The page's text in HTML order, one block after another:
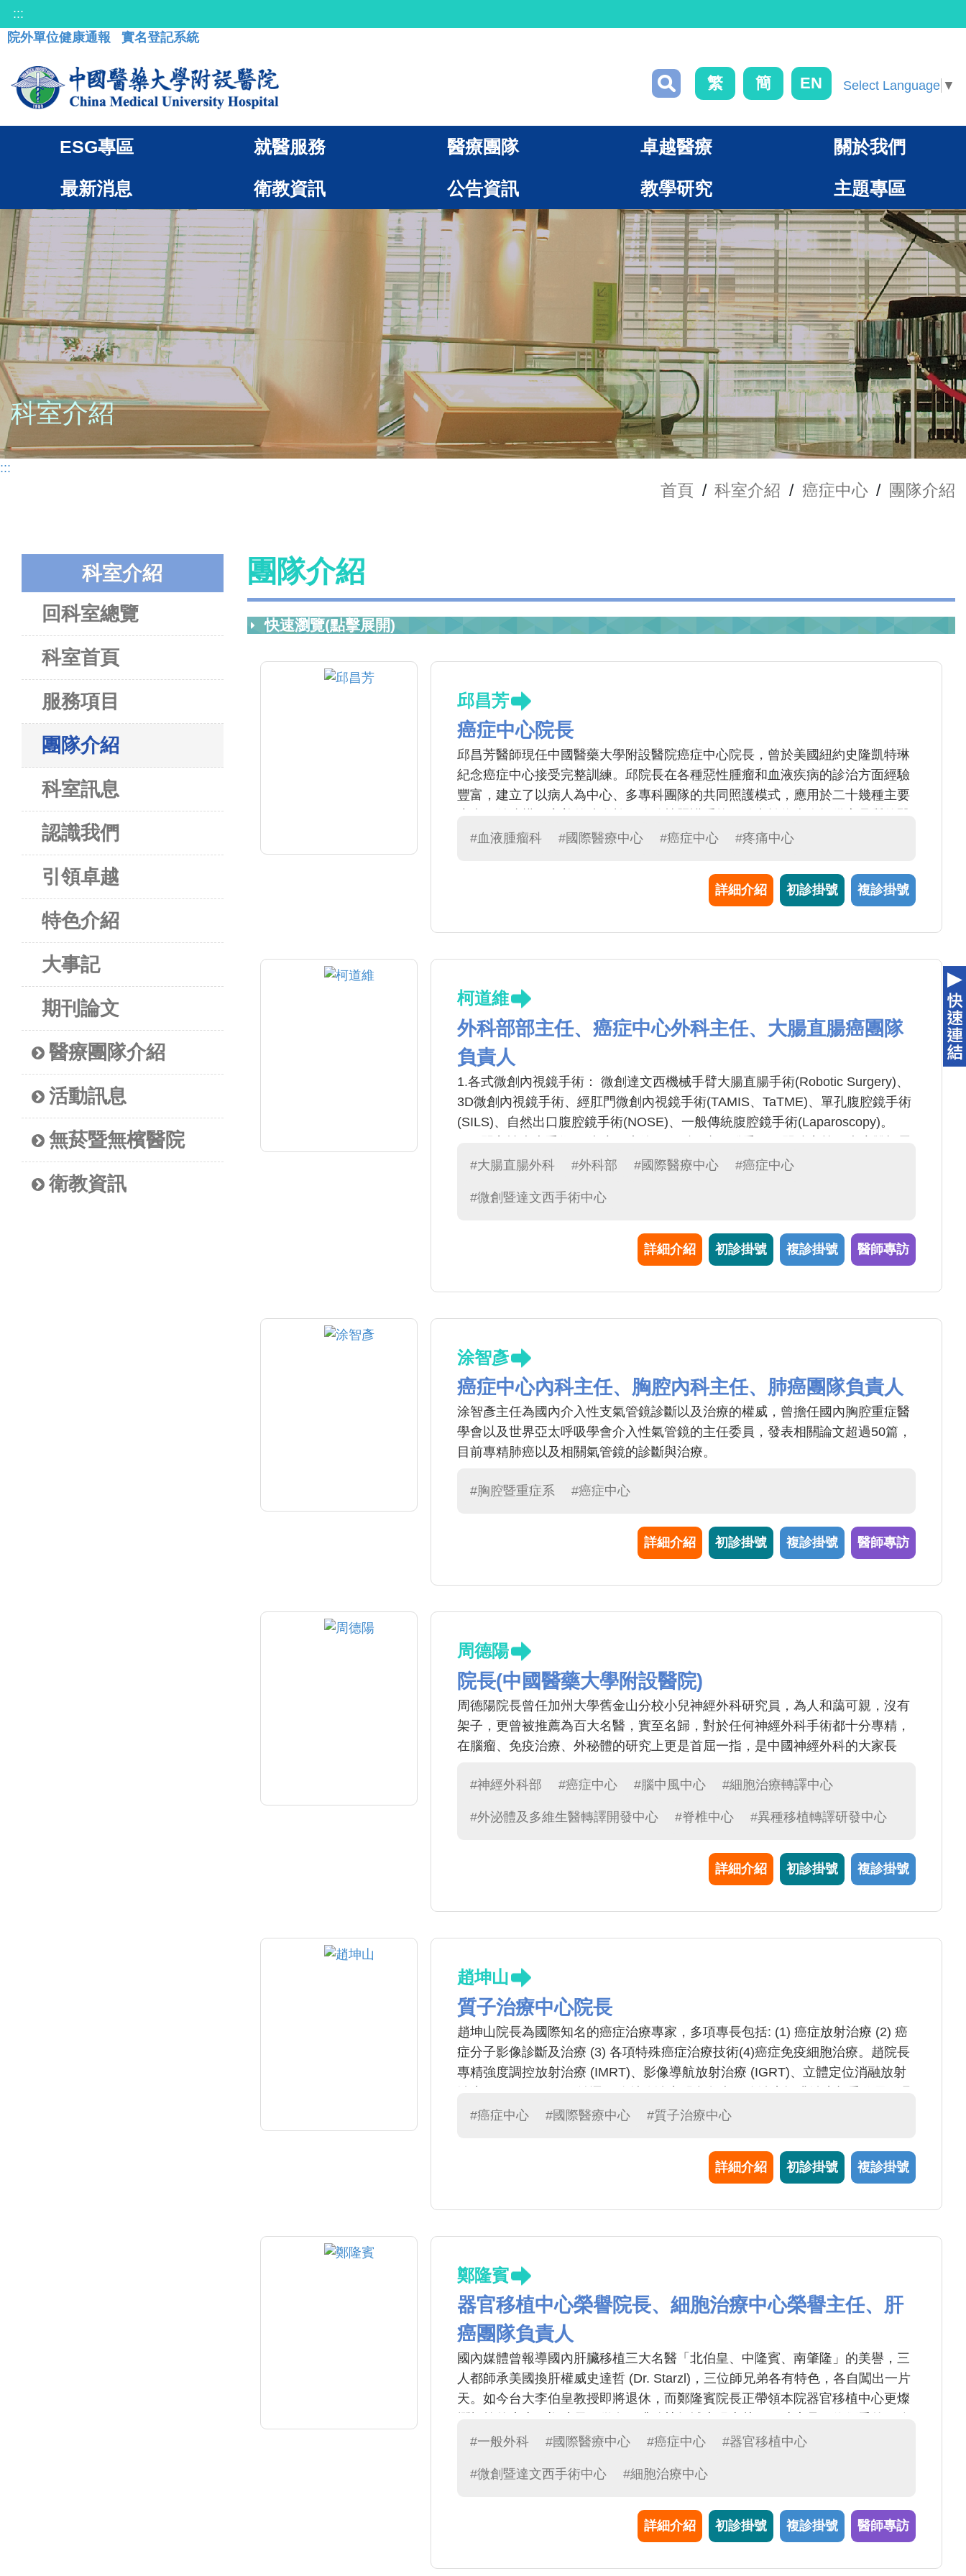
:::
院外單位健康通報
實名登記系統
繁 簡 EN Select Language ▼
ESG專區 就醫服務 醫療團隊 卓越醫療 關於我們
最新消息 衛教資訊 公告資訊 教學研究 主題專區
科室介紹
:::
首頁 / 科室介紹 / 癌症中心 / 團隊介紹
科室介紹
回科室總覽
科室首頁
服務項目
團隊介紹
科室訊息
認識我們
引領卓越
特色介紹
大事記
期刊論文
醫療團隊介紹
活動訊息
無菸暨無檳醫院
衛教資訊
團隊介紹
快速瀏覽(點擊展開)
邱昌芳
癌症中心院長
邱昌芳醫師現任中國醫藥大學附設醫院癌症中心院長，曾於美國紐約史隆凱特琳
紀念癌症中心接受完整訓練。邱院長在各種惡性腫瘤和血液疾病的診治方面經驗
豐富，建立了以病人為中心、多專科團隊的共同照護模式，應用於二十幾種主要
療照護。
#血液腫瘤科 #國際醫療中心 #癌症中心 #疼痛中心
詳細介紹 初診掛號 複診掛號
柯道維
外科部部主任、癌症中心外科主任、大腸直腸癌團隊
負責人
1.各式微創內視鏡手術： 微創達文西機械手臂大腸直腸手術(Robotic Surgery)、
3D微創內視鏡手術、經肛門微創內視鏡手術(TAMIS、TaTME)、單孔腹腔鏡手術
(SILS)、自然出口腹腔鏡手術(NOSE)、一般傳統腹腔鏡手術(Laparoscopy)。
加射刀(LigaSure)手術、痔瘡環狀切除(PPH)手術。
#大腸直腸外科 #外科部 #國際醫療中心 #癌症中心
#微創暨達文西手術中心
詳細介紹 初診掛號 複診掛號 醫師專訪
涂智彥
癌症中心內科主任、胸腔內科主任、肺癌團隊負責人
涂智彥主任為國內介入性支氣管鏡診斷以及治療的權威，曾擔任國內胸腔重症醫
學會以及世界亞太呼吸學會介入性氣管鏡的主任委員，發表相關論文超過50篇，
目前專精肺癌以及相關氣管鏡的診斷與治療。
#胸腔暨重症系 #癌症中心
詳細介紹 初診掛號 複診掛號 醫師專訪
周德陽
院長(中國醫藥大學附設醫院)
周德陽院長曾任加州大學舊金山分校小兒神經外科研究員，為人和藹可親，沒有
架子，更曾被推薦為百大名醫，實至名歸，對於任何神經外科手術都十分專精，
在腦瘤、免疫治療、外秘體的研究上更是首屈一指，是中國神經外科的大家長
#神經外科部 #癌症中心 #腦中風中心 #細胞治療轉譯中心
#外泌體及多維生醫轉譯開發中心 #脊椎中心 #異種移植轉譯研發中心
詳細介紹 初診掛號 複診掛號
趙坤山
質子治療中心院長
趙坤山院長為國際知名的癌症治療專家，多項專長包括: (1) 癌症放射治療 (2) 癌
症分子影像診斷及治療 (3) 各項特殊癌症治療技術(4)癌症免疫細胞治療。趙院長
專精強度調控放射治療 (IMRT)、影像導航放射治療 (IGRT)、立體定位消融放射
有豐富著作發表，為多本國際暢銷放射治療教科書作者，包括 ”Radiation
Radiation Therapy” 等，並研發出全球第一台具即時影像診斷的腫瘤放射治療儀
#癌症中心 #國際醫療中心 #質子治療中心
詳細介紹 初診掛號 複診掛號
鄭隆賓
器官移植中心榮譽院長、細胞治療中心榮譽主任、肝
癌團隊負責人
國內媒體曾報導國內肝臟移植三大名醫「北伯皇、中隆賓、南肇隆」的美譽，三
人都師承美國換肝權威史達哲 (Dr. Starzl)，三位師兄弟各有特色，各自闖出一片
天。如今台大李伯皇教授即將退休，而鄭隆賓院長正帶領本院器官移植中心更燦
腸胃和甲狀腺腫瘤執刀的外科權威。在本院器官移植中心，鄭院長扮演功不可滅
#一般外科 #國際醫療中心 #癌症中心 #器官移植中心
#微創暨達文西手術中心 #細胞治療中心
詳細介紹 初診掛號 複診掛號 醫師專訪